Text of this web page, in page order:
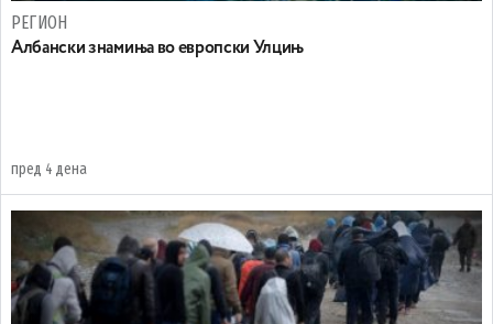
РЕГИОН
Aлбански знамиња во европски Улцињ
пред 4 дена